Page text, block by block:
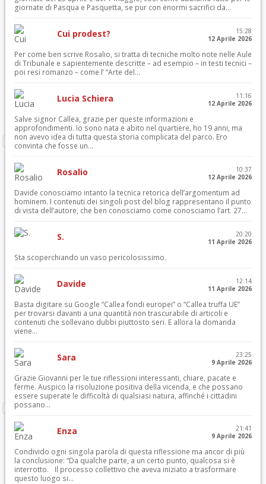
giornate di Pasqua e Pasquetta, se pur con enormi sacrifici da...
Cui prodest?
15:28
12 Aprile 2026
Per come ben scrive Rosalio, si tratta di tecniche molto note nelle Aule
di Tribunale e sapientemente descritte – ad esempio – in testi tecnici –
poi resi romanzo – come l’ “Arte del...
Lucia Schiera
11:16
12 Aprile 2026
Salve signor Callea, grazie per queste informazioni e
approfondimenti. Io sono nata e abito nel quartiere, ho 19 anni, ma
non avevo idea di tutta questa storia complicata del parco. Ero
convinta che fosse un...
Rosalio
10:37
12 Aprile 2026
Davide conosciamo intanto la tecnica retorica dell’argomentum ad
hominem. I contenuti dei singoli post del blog rappresentano il punto
di vista dell’autore, che ben conosciamo come conosciamo l’art. 27...
S.
20:20
11 Aprile 2026
Sta scoperchiando un vaso pericolosissimo.
Davide
12:14
11 Aprile 2026
Basta digitare su Google “Callea fondi europei” o “Callea truffa UE”
per trovarsi davanti a una quantità non trascurabile di articoli e
contenuti che sollevano dubbi piuttosto seri. E allora la domanda
viene...
Sara
23:25
9 Aprile 2026
Grazie Giovanni per le tue riflessioni interessanti, chiare, pacate e
ferme. Auspico la risoluzione positiva della vicenda, e che possano
essere superate le difficoltà di qualsiasi natura, affinché i cittadini
possano...
Enza
21:41
9 Aprile 2026
Condivido ogni singola parola di questa riflessione ma ancor di più
la conclusione: “Da qualche parte, a un certo punto, qualcosa si è
interrotto. Il processo collettivo che aveva iniziato a trasformare
questo luogo si...